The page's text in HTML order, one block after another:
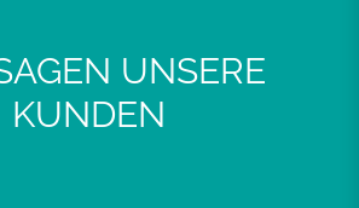
UNSERE
KUNDEN